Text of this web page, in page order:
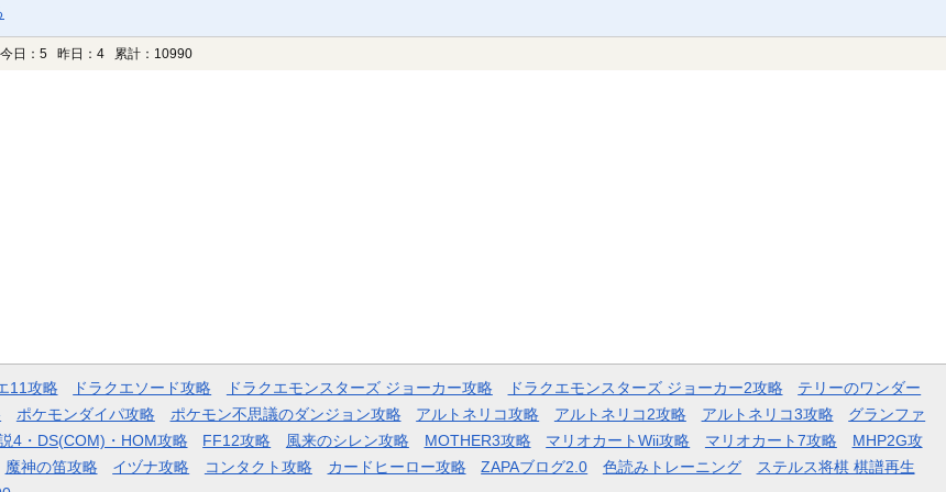
今日：5 昨日：4 累計：10990
11攻略 ドラクエソード攻略 ドラクエモンスターズ ジョーカー攻略 ドラクエモンスターズ ジョーカー2攻略
テリーのワンダー
ポケモンダイパ攻略 ポケモン不思議のダンジョン攻略 アルトネリコ攻略 アルトネリコ2攻略 アルトネリコ3攻略
グランファ
4・DS(COM)・HOM攻略 FF12攻略 風来のシレン攻略 MOTHER3攻略 マリオカートWii攻略 マリオカート7攻略
MHP2G攻
魔神の笛攻略 イヅナ攻略 コンタクト攻略 カードヒーロー攻略 ZAPAブログ2.0 色読みトレーニング
ステルス将棋 棋譜再生